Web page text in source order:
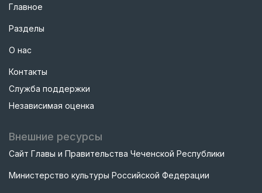
Главное
Разделы
О нас
Контакты
Служба поддержки
Независимая оценка
Внешние ресурсы
Сайт Главы и Правительства Чеченской Республики
Министерство культуры Российской Федерации